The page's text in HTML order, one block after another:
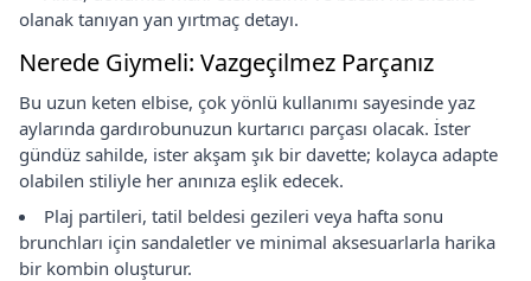
olanak tanıyan yan yırtmaç detayı.
Nerede Giymeli: Vazgeçilmez Parçanız
Bu uzun keten elbise, çok yönlü kullanımı sayesinde yaz
aylarında gardırobunuzun kurtarıcı parçası olacak. İster
gündüz sahilde, ister akşam şık bir davette; kolayca adapte
olabilen stiliyle her anınıza eşlik edecek.
Plaj partileri, tatil beldesi gezileri veya hafta sonu
brunchları için sandaletler ve minimal aksesuarlarla harika
bir kombin oluşturur.